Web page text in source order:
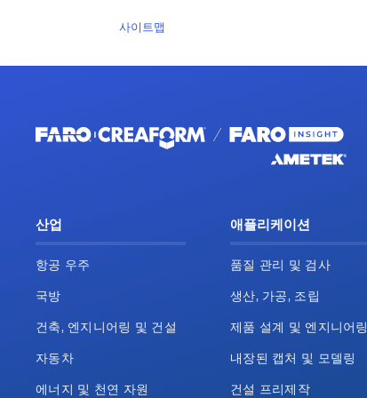
사이트맵
산업
항공 우주
국방
건축, 엔지니어링 및 건설
자동차
에너지 및 천연 자원
애플리케이션
품질 관리 및 검사
생산, 가공, 조립
제품 설계 및 엔지니어링
내장된 캡처 및 모델링
건설 프리제작